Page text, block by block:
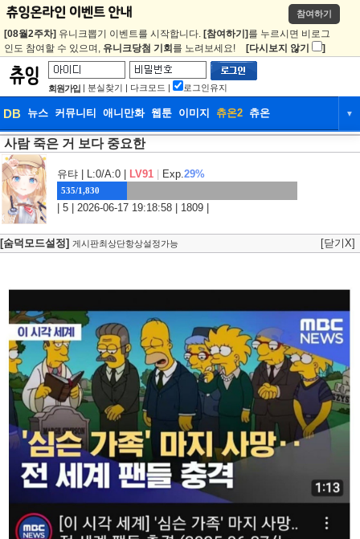
참여하기
[08월2주차] 유니크뽑기 이벤트를 시작합니다. [참여하기] 를 누르시면 비로그
인도 참여할 수 있으며, 유니크당첨 기회 를 노려보세요! [다시보지 않기 ]
회원가입 | 분실찾기 | 다크모드 | 로그인유지
DB 뉴스 커뮤니티 애니만화 웹툰 이미지 츄온2 츄온 ▼
DB 뉴스
웹툰 이미지
사람 죽은 거 보다 중요한
유탸 | L:0/A:0 | LV91 Exp.29%
535/1,830
| 5 | 2026-06-17 19:18:58 | 1809 |
[숨덕모드설정] 게시판최상단항상설정가능 [닫기X]